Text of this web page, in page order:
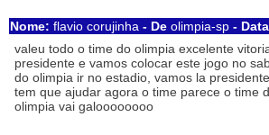
Nome: flavio corujinha - De olimpia-sp -
valeu todo o time do olimpia excelente
presidente e vamos colocar este jogo no
do olimpia ir no estadio, vamos la
tem que ajudar agora o time parece o time
olimpia vai galoooooooo